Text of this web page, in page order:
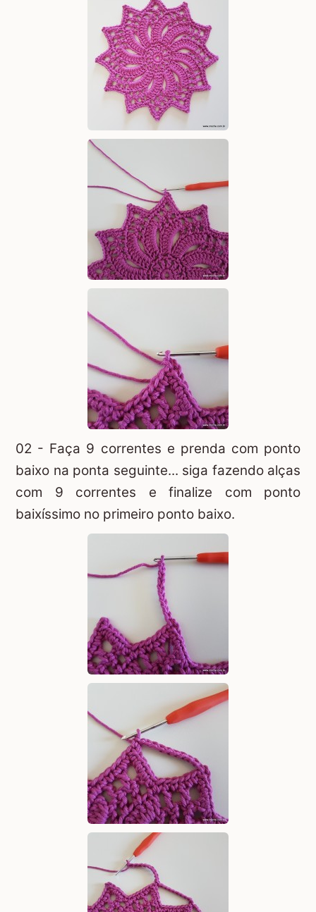
02 - Faça 9 correntes e prenda com ponto
baixo na ponta seguinte... siga fazendo alças
com 9 correntes e finalize com ponto
baixíssimo no primeiro ponto baixo.